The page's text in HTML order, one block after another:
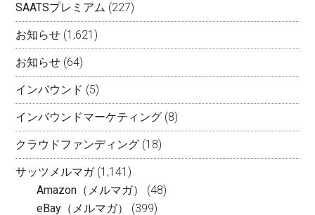
SAATSプレミアム (227)
お知らせ (1,621)
お知らせ (64)
インバウンド (5)
インバウンドマーケティング (8)
クラウドファンディング (18)
サッツメルマガ(1,141)
Amazon（メルマガ）
(48)
eBay（メルマガ）
(399)